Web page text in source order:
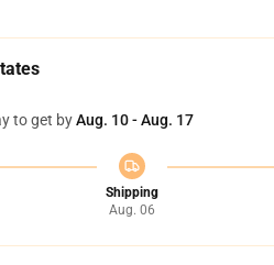
to get byAug. 10 - Aug. 17
Shipping
Aug. 06